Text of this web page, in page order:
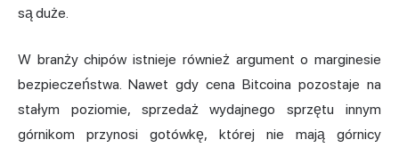
są duże.
W branży chipów istnieje również argument o marginesie
bezpieczeństwa. Nawet gdy cena Bitcoina pozostaje na
stałym poziomie, sprzedaż wydajnego sprzętu innym
górnikom przynosi gotówkę, której nie mają górnicy